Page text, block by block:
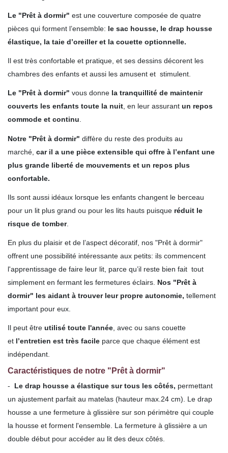
Le "Prêt à dormir" est une couverture composée de quatre
pièces qui forment l’ensemble: le sac housse, le drap housse
élastique, la taie d’oreiller et la couette optionnelle.
Il est très confortable et pratique, et ses dessins décorent les
chambres des enfants et aussi les amusent et stimulent.
Le "Prêt à dormir" vous donne la tranquillité de maintenir
couverts les enfants toute la nuit, en leur assurant un repos
commode et continu.
Notre "Prêt à dormir" diffère du reste des produits au
marché, car il a une pièce extensible qui offre à l’enfant une
plus grande liberté de mouvements et un repos plus
confortable.
Ils sont aussi idéaux lorsque les enfants changent le berceau
pour un lit plus grand ou pour les lits hauts puisque réduit le
risque de tomber.
En plus du plaisir et de l’aspect décoratif, nos "Prêt à dormir"
offrent une possibilité intéressante aux petits: ils commencent
l'apprentissage de faire leur lit, parce qu’il reste bien fait tout
simplement en fermant les fermetures éclairs. Nos "Prêt à
dormir" les aidant à trouver leur propre autonomie, tellement
important pour eux.
Il peut être utilisé toute l'année , avec ou sans couette
et l’entretien est très facile parce que chaque élément est
indépendant.
Caractéristiques de notre "Prêt à dormir"
- Le drap housse a élastique sur tous les côtés, permettant
un ajustement parfait au matelas (hauteur max.24 cm). Le drap
housse a une fermeture à glissière sur son périmètre qui couple
la housse et forment l'ensemble. La fermeture à glissière a un
double début pour accéder au lit des deux côtés.